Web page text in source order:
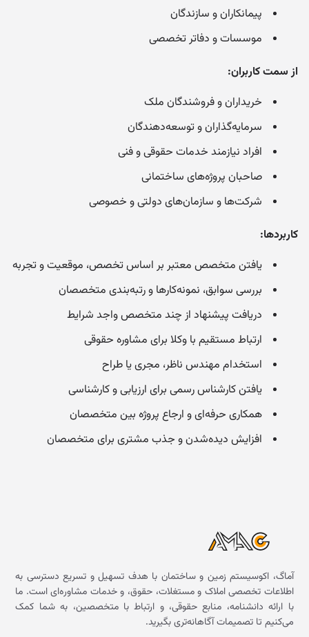
پیمانکاران و سازندگان
موسسات و دفاتر تخصصی
از سمت کاربران:
خریداران و فروشندگان ملک
سرمایه‌گذاران و توسعه‌دهندگان
افراد نیازمند خدمات حقوقی و فنی
صاحبان پروژه‌های ساختمانی
شرکت‌ها و سازمان‌های دولتی و خصوصی
کاربردها:
یافتن متخصص معتبر بر اساس تخصص، موقعیت و تجربه
بررسی سوابق، نمونه‌کارها و رتبه‌بندی متخصصان
دریافت پیشنهاد از چند متخصص واجد شرایط
ارتباط مستقیم با وکلا برای مشاوره حقوقی
استخدام مهندس ناظر، مجری یا طراح
یافتن کارشناس رسمی برای ارزیابی و کارشناسی
همکاری حرفه‌ای و ارجاع پروژه بین متخصصان
افزایش دیده‌شدن و جذب مشتری برای متخصصان
آماگ، اکوسیستم زمین و ساختمان با هدف تسهیل و تسریع دسترسی به
اطلاعات تخصصی املاک و مستغلات، حقوق، و خدمات مشاوره‌ای است. ما
با ارائه دانشنامه، منابع حقوقی، و ارتباط با متخصصین، به شما کمک
می‌کنیم تا تصمیمات آگاهانه‌تری بگیرید.